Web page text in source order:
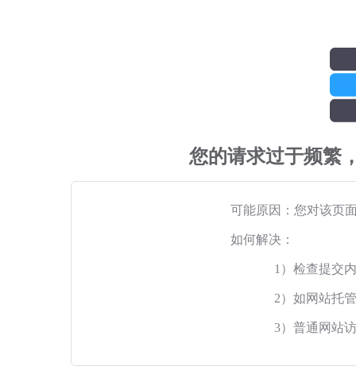
您的请求过于频繁
可能原因：您对该页
如何解决：
1）检查提交
2）如网站托
3）普通网站